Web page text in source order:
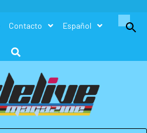
Contacto Español
Buscar: